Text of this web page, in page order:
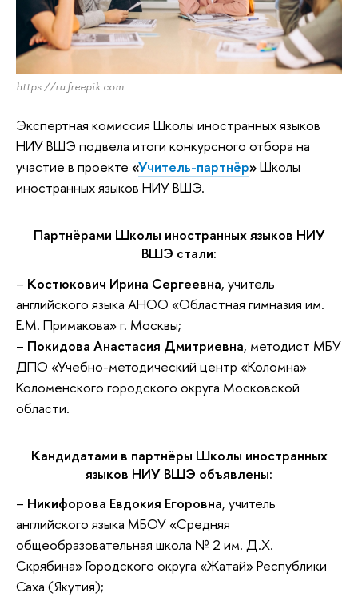
https://ru.freepik.com
Экспертная комиссия Школы иностранных языков
НИУ ВШЭ подвела итоги конкурсного отбора на
участие в проекте «Учитель-партнёр»Школы
иностранных языков НИУ ВШЭ.
Партнёрами Школы иностранных языков НИУ
ВШЭ стали:
– Костюкович Ирина Сергеевна, учитель
английского языка АНОО «Областная гимназия им.
Е.М. Примакова» г. Москвы;
– Покидова Анастасия Дмитриевна, методист МБУ
ДПО «Учебно-методический центр «Коломна»
Коломенского городского округа Московской
области.
Кандидатами в партнёры Школы иностранных
языков НИУ ВШЭ объявлены:
– Никифорова Евдокия Егоровна, учитель
английского языка МБОУ «Средняя
общеобразовательная школа № 2 им. Д.Х.
Скрябина» Городского округа «Жатай» Республики
Саха (Якутия);